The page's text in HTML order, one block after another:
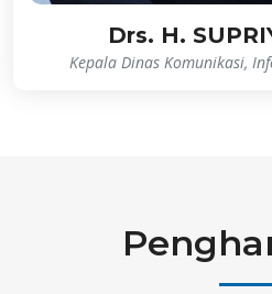
Drs. H.
Kepala Dinas Komunikasi,